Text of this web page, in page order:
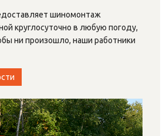
шиномонтаж
круглосуточно в любую погоду,
ни произошло, наши работники